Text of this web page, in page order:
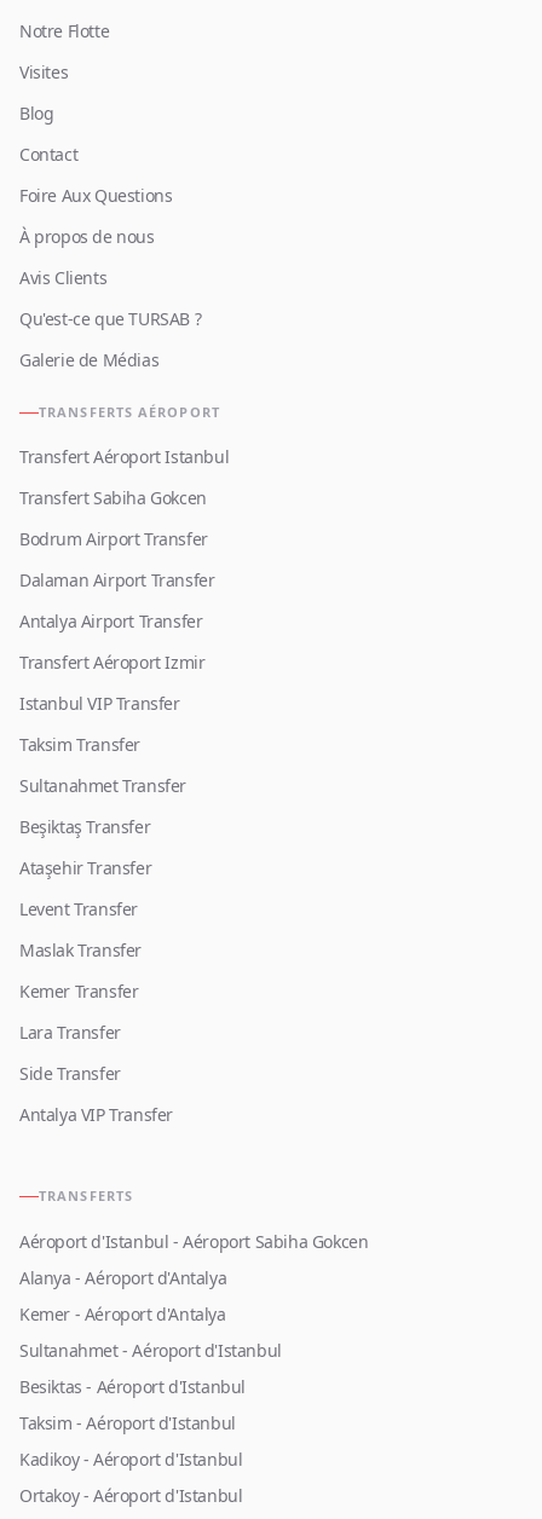
Notre Flotte
Visites
Blog
Contact
Foire Aux Questions
À propos de nous
Avis Clients
Qu'est-ce que TURSAB ?
Galerie de Médias
TRANSFERTS AÉROPORT
Transfert Aéroport Istanbul
Transfert Sabiha Gokcen
Bodrum Airport Transfer
Dalaman Airport Transfer
Antalya Airport Transfer
Transfert Aéroport Izmir
Istanbul VIP Transfer
Taksim Transfer
Sultanahmet Transfer
Beşiktaş Transfer
Ataşehir Transfer
Levent Transfer
Maslak Transfer
Kemer Transfer
Lara Transfer
Side Transfer
Antalya VIP Transfer
TRANSFERTS
Aéroport d'Istanbul - Aéroport Sabiha Gokcen
Alanya - Aéroport d'Antalya
Kemer - Aéroport d'Antalya
Sultanahmet - Aéroport d'Istanbul
Besiktas - Aéroport d'Istanbul
Taksim - Aéroport d'Istanbul
Kadikoy - Aéroport d'Istanbul
Ortakoy - Aéroport d'Istanbul